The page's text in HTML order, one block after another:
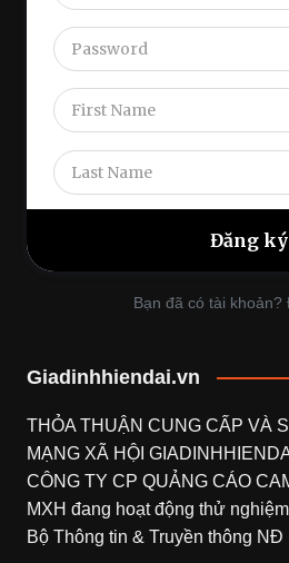
Bạn đã có tài khoản?
Giadinhhiendai.vn
THỎA THUẬN CUNG CẤP VÀ
MẠNG XÃ HỘI
CÔNG TY CP QUẢNG CÁO
MXH đang hoạt động thử
Bộ Thông tin & Truyền thông